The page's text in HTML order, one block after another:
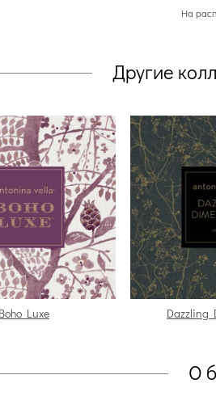
На
Другие
Boho Luxe Dazzling
О